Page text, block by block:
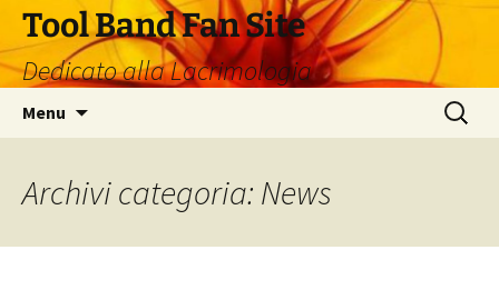
contenuto
Tool Band Fan Site
Dedicato alla Lacrimologia
Menu
Ricerca
per:
Archivi categoria: News